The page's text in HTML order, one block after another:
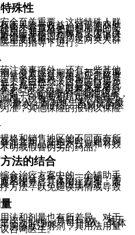
殊性
全至关重要。这些特殊人群
衡风险与收益。对于胸腺肽
验来看其对孕妇和胎儿的安
用。如果确实需要使用，应
风险并权衡利弊后，谨慎决
慎重考虑。药物是否会通过
需要慎重评估。这两类人群
生的指导下进行。
注意事项外，还有一些其他
、变质或过期后，都不应再
量以及注意事项都应严格遵
关于白癜风，作为一种色素
、瓷白色或淡白色的白斑，
不是癌症，不会直接导致死
多种并发症。白癜风患者可
3%-5%。白癜风不具有传染
者，尽量治疗的可能性较高，
对于白斑面积超过80%的患
理。饮食方面，应尽量减少
摄入，因为维生素C(注意摄
需要注意的是，白癜风的医
准，其他保险的报销以保险
格和销售地区的不同而有所
元之间。在购买时，建议到
注意药品的生产日期和有效
明或假冒伪劣的药品。
法的结合
合治疗方案中的一个辅助手
要结合多种方法，例如：光
药物等。具体治疗方案，需
个体差异，由医生制定。不
方法，以免延误病情或导致
法和剂量也有所差异。对于
次5-30mg，每日1-3次。对于
一次5-15mg，每日3次。具体
胸腺肽注射剂，其用法用量
咨询医生。